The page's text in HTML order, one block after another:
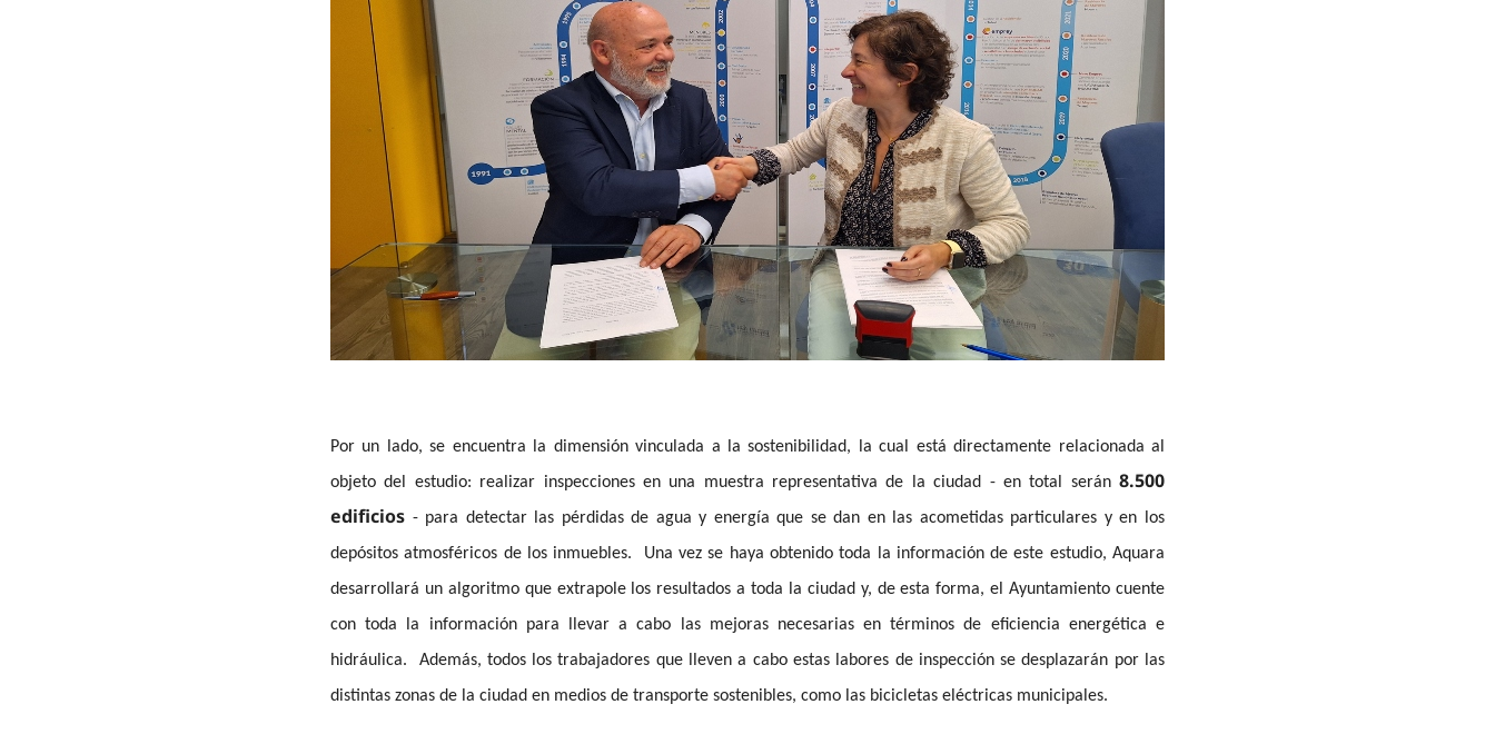
Por un lado, se encuentra la dimensión vinculada a la sostenibilidad, la cual está directamente relacionada al
objeto del estudio: realizar inspecciones en una muestra representativa de la ciudad - en total serán 8.500
edificios - para detectar las pérdidas de agua y energía que se dan en las acometidas particulares y en los
depósitos atmosféricos de los inmuebles. Una vez se haya obtenido toda la información de este estudio, Aquara
desarrollará un algoritmo que extrapole los resultados a toda la ciudad y, de esta forma, el Ayuntamiento cuente
con toda la información para llevar a cabo las mejoras necesarias en términos de eficiencia energética e
hidráulica. Además, todos los trabajadores que lleven a cabo estas labores de inspección se desplazarán por las
distintas zonas de la ciudad en medios de transporte sostenibles, como las bicicletas eléctricas municipales.